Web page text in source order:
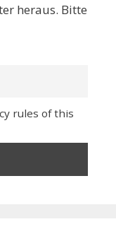
heraus. Bitte
rules of this